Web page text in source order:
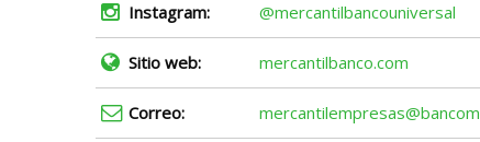
Instagram: @mercantilbancouniversal
Sitio web: mercantilbanco.com
Correo: